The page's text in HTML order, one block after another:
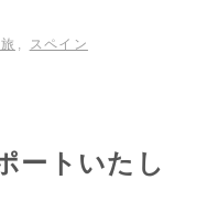
, スペイン
ートいたし